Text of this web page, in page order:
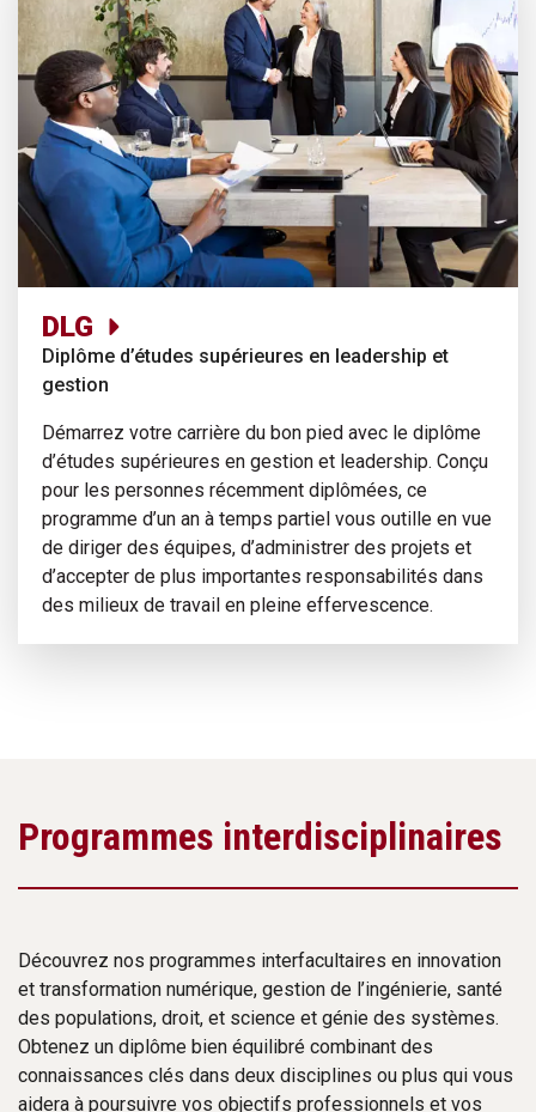
DLG
Diplôme d’études supérieures en leadership et
gestion
Démarrez votre carrière du bon pied avec le diplôme
d’études supérieures en gestion et leadership. Conçu
pour les personnes récemment diplômées, ce
programme d’un an à temps partiel vous outille en vue
de diriger des équipes, d’administrer des projets et
d’accepter de plus importantes responsabilités dans
des milieux de travail en pleine effervescence.
Programmes interdisciplinaires
Découvrez nos programmes interfacultaires en innovation
et transformation numérique, gestion de l’ingénierie, santé
des populations, droit, et science et génie des systèmes.
Obtenez un diplôme bien équilibré combinant des
connaissances clés dans deux disciplines ou plus qui vous
aidera à poursuivre vos objectifs professionnels et vos